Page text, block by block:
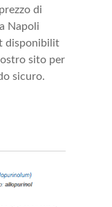
di
Napoli
disponibilit
sito per
sicuro.